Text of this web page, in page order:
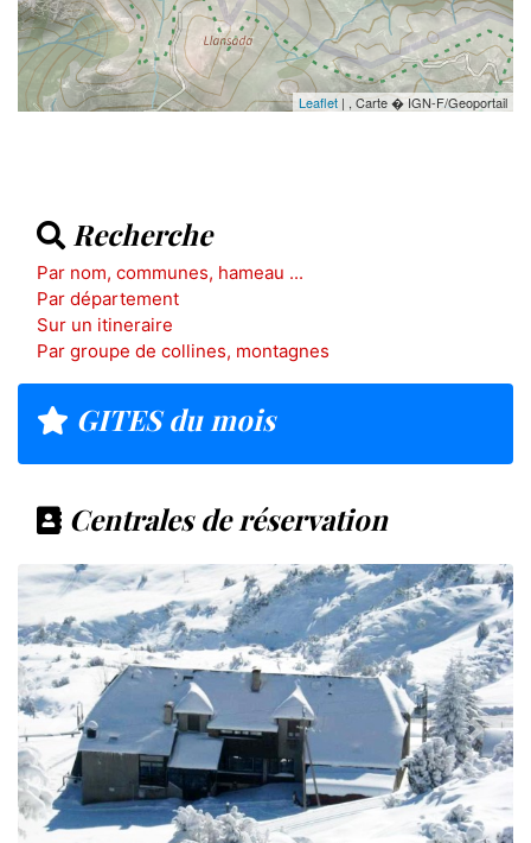
Leaflet | , Carte � IGN-F/Geoportail
Recherche
Par nom, communes, hameau ...
Par département
Sur un itineraire
Par groupe de collines, montagnes
GITES du mois
Centrales de réservation